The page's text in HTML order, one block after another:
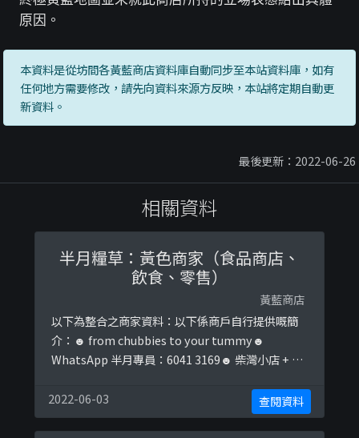
原因。
本資料是從坊間各黃藍商店資料庫自動同步至本站資料庫，如有
任何地方需要修改，請先向資料來源方反映，本站將定期自動更
新資料。
最後更新：2022-06-26
相關資料
半月糧草：黃色商家（食品商店、
飲食、零售）
黃藍商店
以下為整合之商家資料：以下係商戶自行提供嘅簡
介：☻ from chubbies to your tummy☻
WhatsApp 半月專員：6041 3169☻ 柴灣小店 + 半
𝙻𝚒𝚌𝚎𝚗𝚌𝚎/ 𝙿𝚎𝚛𝚖𝚒𝚝 𝙽𝚘.: 𝟺𝟿𝟷𝟷𝟾𝟷𝟷𝟺𝟻𝟺以下係相
...
2022-06-03 查閱資料